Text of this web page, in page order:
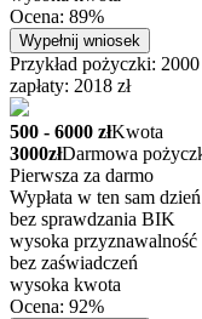
Ocena: 89%
Wypełnij wniosek
Przykład pożyczki:
zapłaty: 2018 zł
500 - 6000 złKwota
3000złDarmowa
Pierwsza za darmo
Wypłata w ten sam dzień
bez sprawdzania BIK
wysoka przyznawalność
bez zaświadczeń
wysoka kwota
Ocena: 92%